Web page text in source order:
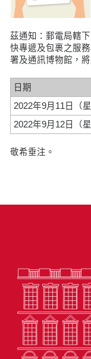
茲通知：郵電局轄
快專遞及包裹之服
署及通訊博物館，
日期
2022年9月11日（星
2022年9月12日（星
敬希垂注。